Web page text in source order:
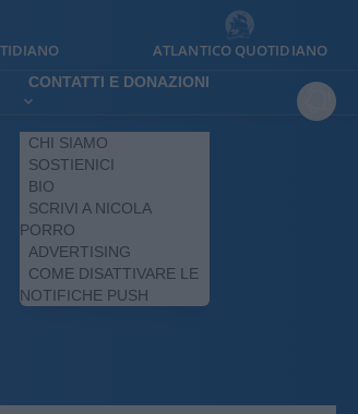
ATLANTICO QUOTIDIANO
CONTATTI E DONAZIONI
CHI SIAMO
SOSTIENICI
BIO
SCRIVI A NICOLA
PORRO
ADVERTISING
COME DISATTIVARE LE
NOTIFICHE PUSH